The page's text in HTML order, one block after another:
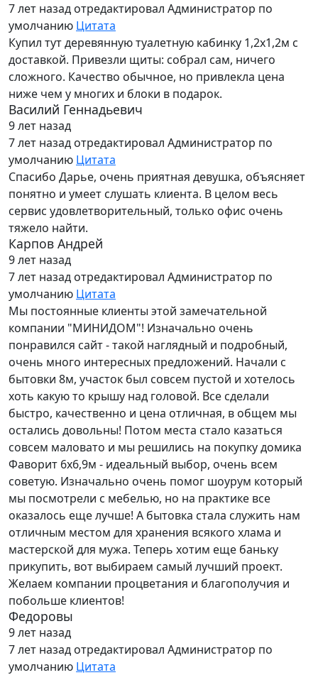
7 лет назад отредактировал Администратор по
умолчанию Цитата
Купил тут деревянную туалетную кабинку 1,2х1,2м с
доставкой. Привезли щиты: собрал сам, ничего
сложного. Качество обычное, но привлекла цена
ниже чем у многих и блоки в подарок.
Василий Геннадьевич
9 лет назад
7 лет назад отредактировал Администратор по
умолчанию Цитата
Спасибо Дарье, очень приятная девушка, объясняет
понятно и умеет слушать клиента. В целом весь
сервис удовлетворительный, только офис очень
тяжело найти.
Карпов Андрей
9 лет назад
7 лет назад отредактировал Администратор по
умолчанию Цитата
Мы постоянные клиенты этой замечательной
компании "МИНИДОМ"! Изначально очень
понравился сайт - такой наглядный и подробный,
очень много интересных предложений. Начали с
бытовки 8м, участок был совсем пустой и хотелось
хоть какую то крышу над головой. Все сделали
быстро, качественно и цена отличная, в общем мы
остались довольны! Потом места стало казаться
совсем маловато и мы решились на покупку домика
Фаворит 6х6,9м - идеальный выбор, очень всем
советую. Изначально очень помог шоурум который
мы посмотрели с мебелью, но на практике все
оказалось еще лучше! А бытовка стала служить нам
отличным местом для хранения всякого хлама и
мастерской для мужа. Теперь хотим еще баньку
прикупить, вот выбираем самый лучший проект.
Желаем компании процветания и благополучия и
побольше клиентов!
Федоровы
9 лет назад
7 лет назад отредактировал Администратор по
умолчанию Цитата